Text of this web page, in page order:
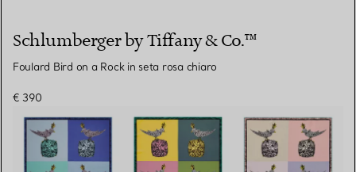
Schlumberger by Tiffany & Co.™
Foulard Bird on a Rock in seta rosa chiaro
€ 390